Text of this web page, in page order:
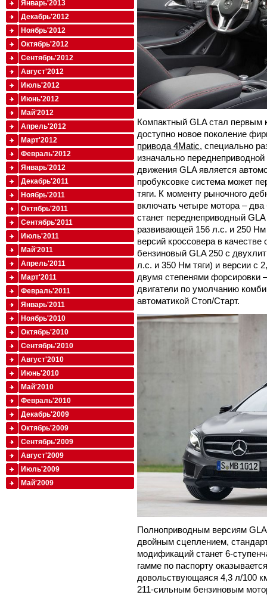
Компактный GLA стал первым
доступно новое поколение
привода 4Matic, специально
изначально
движения GLA является
пробуксовке система может
тяги. К моменту рыночного
включать четыре мотора –
станет переднеприводный GLA
развивающей 156 л.с. и 250
версий кроссовера в
бензиновый GLA 250 с
л.с. и 350 Нм тяги) и версии с
двумя степенями форсировки
двигатели по умолчанию
автоматикой Стоп/Старт.
Полноприводным версиям GLA
двойным сцеплением,
модификаций станет 6-
гамме по паспорту
довольствующаяся 4,3 л/100
211-сильным бензиновым
Январь'2013
Декабрь'2012
Ноябрь'2012
Октябрь'2012
Сентябрь'2012
Август'2012
Июль'2012
Июнь'2012
Май'2012
Апрель'2012
Март'2012
Февраль'2012
Январь'2012
Декабрь'2011
Ноябрь'2011
Октябрь'2011
Сентябрь'2011
Июль'2011
Май'2011
Апрель'2011
Март'2011
Февраль'2011
Январь'2011
Ноябрь'2010
Октябрь'2010
Сентябрь'2010
Август'2010
Июнь'2010
Май'2010
Февраль'2010
Декабрь'2009
Октябрь'2009
Сентябрь'2009
Август'2009
Июль'2009
Май'2009